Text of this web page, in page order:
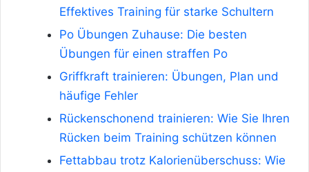
Effektives Training für starke Schultern
Po Übungen Zuhause: Die besten
Übungen für einen straffen Po
Griffkraft trainieren: Übungen, Plan und
häufige Fehler
Rückenschonend trainieren: Wie Sie Ihren
Rücken beim Training schützen können
Fettabbau trotz Kalorienüberschuss: Wie